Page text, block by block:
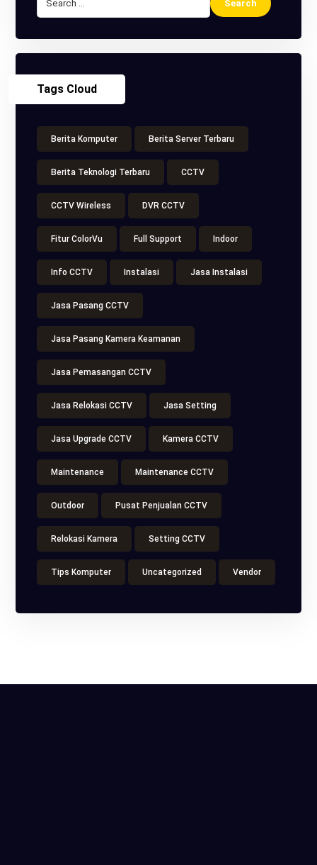
Tags Cloud
Berita Komputer Berita Server Terbaru
Berita Teknologi Terbaru CCTV
CCTV Wireless DVR CCTV
Fitur ColorVu Full Support Indoor
Info CCTV Instalasi Jasa Instalasi
Jasa Pasang CCTV
Jasa Pasang Kamera Keamanan
Jasa Pemasangan CCTV
Jasa Relokasi CCTV Jasa Setting
Jasa Upgrade CCTV Kamera CCTV
Maintenance Maintenance CCTV
Outdoor Pusat Penjualan CCTV
Relokasi Kamera Setting CCTV
Tips Komputer Uncategorized Vendor